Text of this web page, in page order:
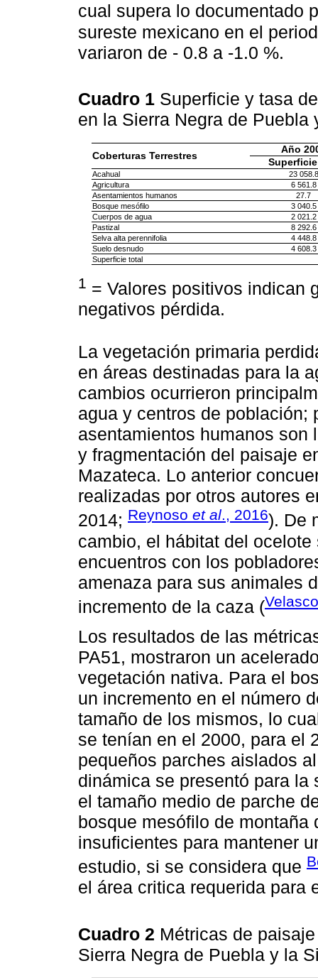
cual supera lo documentado
sureste mexicano en el
variaron de - 0.8 a -1.0 %.
Cuadro 1 Superficie y tasa
en la Sierra Negra de
Coberturas Terrestres
Año
Acahual
23 058.8
Agricultura
6 561.8
Asentamientos humanos
27.7
Bosque mesófilo
3 040.5
Cuerpos de agua
2 021.2
Pastizal
8 292.6
Selva alta perennifolia
4 448.8
Suelo desnudo
4 608.3
Superficie total
1 = Valores positivos indican
negativos pérdida.
La vegetación primaria
en áreas destinadas para la
cambios ocurrieron
agua y centros de población;
asentamientos humanos son
y fragmentación del paisaje
Mazateca. Lo anterior
realizadas por otros autores
2014; Reynoso et al., 2016). De
cambio, el hábitat del
encuentros con los
amenaza para sus animales
incremento de la caza (
Los resultados de las
PA51, mostraron un
vegetación nativa. Para el
un incremento en el número
tamaño de los mismos, lo
se tenían en el 2000, para el
pequeños parches aislados
dinámica se presentó para
el tamaño medio de parche
bosque mesófilo de montaña
insuficientes para mantener
estudio, si se considera que
el área critica requerida para
Cuadro 2 Métricas de
Sierra Negra de Puebla y la